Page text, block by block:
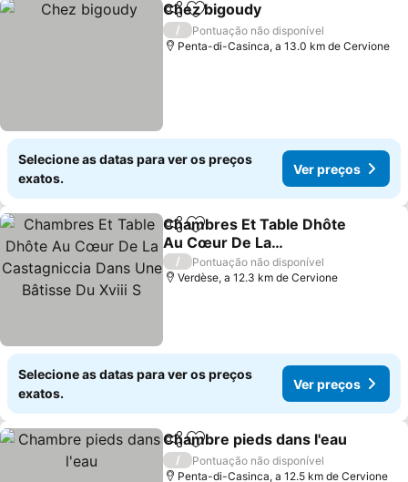
PartilharAdicionar aos favoritos
Chez bigoudy
/
Pontuação não disponível
Penta-di-Casinca, a 13.0 km de Cervione
Selecione as datas para ver os preços
exatos.
Ver preços
PartilharAdicionar aos favoritos
Chambres Et Table Dhôte
Au Cœur De La
Castagniccia Dans Une
Bâtisse Du Xviii S
/
Pontuação não disponível
Verdèse, a 12.3 km de Cervione
Selecione as datas para ver os preços
exatos.
Ver preços
PartilharAdicionar aos favoritos
Chambre pieds dans l'eau
/
Pontuação não disponível
Penta-di-Casinca, a 12.5 km de Cervione